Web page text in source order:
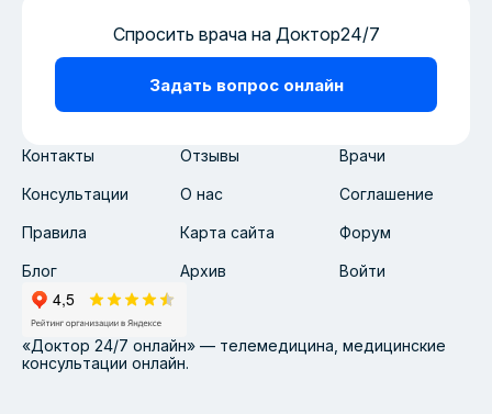
Контакты Отзывы Врачи
Консультации О нас Соглашение
Правила Карта сайта Форум
Блог Архив Войти
Спросить врача на Доктор24/7
Задать вопрос онлайн
«Доктор 24/7 онлайн» — телемедицина, медицинские
консультации онлайн.